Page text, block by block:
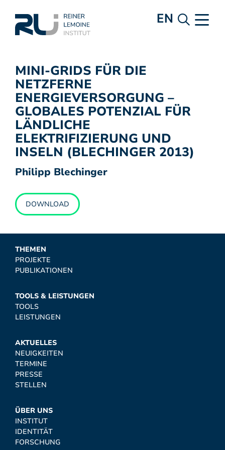
EN
MINI-GRIDS FÜR DIE
NETZFERNE
ENERGIEVERSORGUNG –
GLOBALES POTENZIAL FÜR
LÄNDLICHE
ELEKTRIFIZIERUNG UND
INSELN (BLECHINGER 2013)
Philipp Blechinger
DOWNLOAD
THEMEN
PROJEKTE
PUBLIKATIONEN
TOOLS & LEISTUNGEN
TOOLS
LEISTUNGEN
AKTUELLES
NEUIGKEITEN
TERMINE
PRESSE
STELLEN
ÜBER UNS
INSTITUT
IDENTITÄT
FORSCHUNG